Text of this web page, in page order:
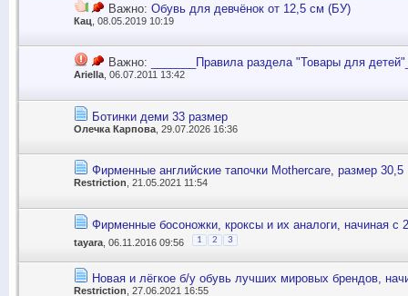
Важно: Обувь для девчёнок от 12,5 см (БУ)
Кац , 08.05.2019 10:19
Важно: _______Правила раздела "Товары для
Ariella, 06.07.2011 13:42
Ботинки деми 33 размер
Олечка Карпова , 29.07.2026 16:36
Фирменные английские тапочки Mothercare, размер 30,5
Restriction, 21.05.2021 11:54
Фирменные босоножки, кроксы и их аналоги, начиная с
tayara , 06.11.2016 09:56 1 2 3
Новая и лёгкое б/у обувь лучших мировых брендов,
Restriction , 27.06.2021 16:55